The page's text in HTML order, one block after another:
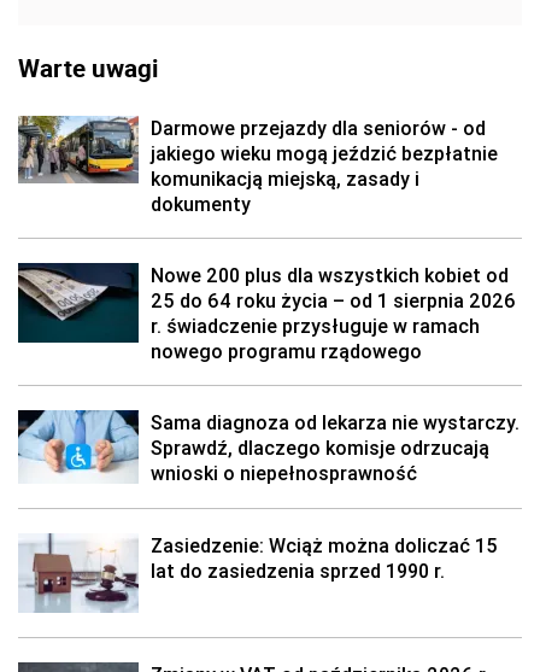
Warte uwagi
Darmowe przejazdy dla seniorów - od
jakiego wieku mogą jeździć bezpłatnie
komunikacją miejską, zasady i
dokumenty
Nowe 200 plus dla wszystkich kobiet od
25 do 64 roku życia – od 1 sierpnia 2026
r. świadczenie przysługuje w ramach
nowego programu rządowego
Sama diagnoza od lekarza nie wystarczy.
Sprawdź, dlaczego komisje odrzucają
wnioski o niepełnosprawność
Zasiedzenie: Wciąż można doliczać 15
lat do zasiedzenia sprzed 1990 r.